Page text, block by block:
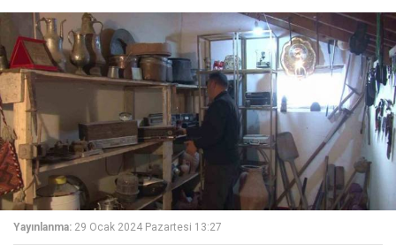
Yayınlanma: 29 Ocak 2024 Pazartesi 13:27